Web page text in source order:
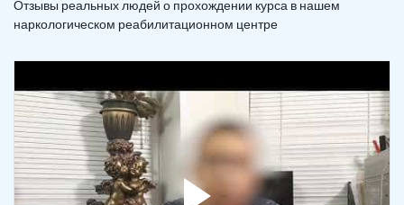
Отзывы реальных людей о прохождении курса в нашем
наркологическом реабилитационном центре